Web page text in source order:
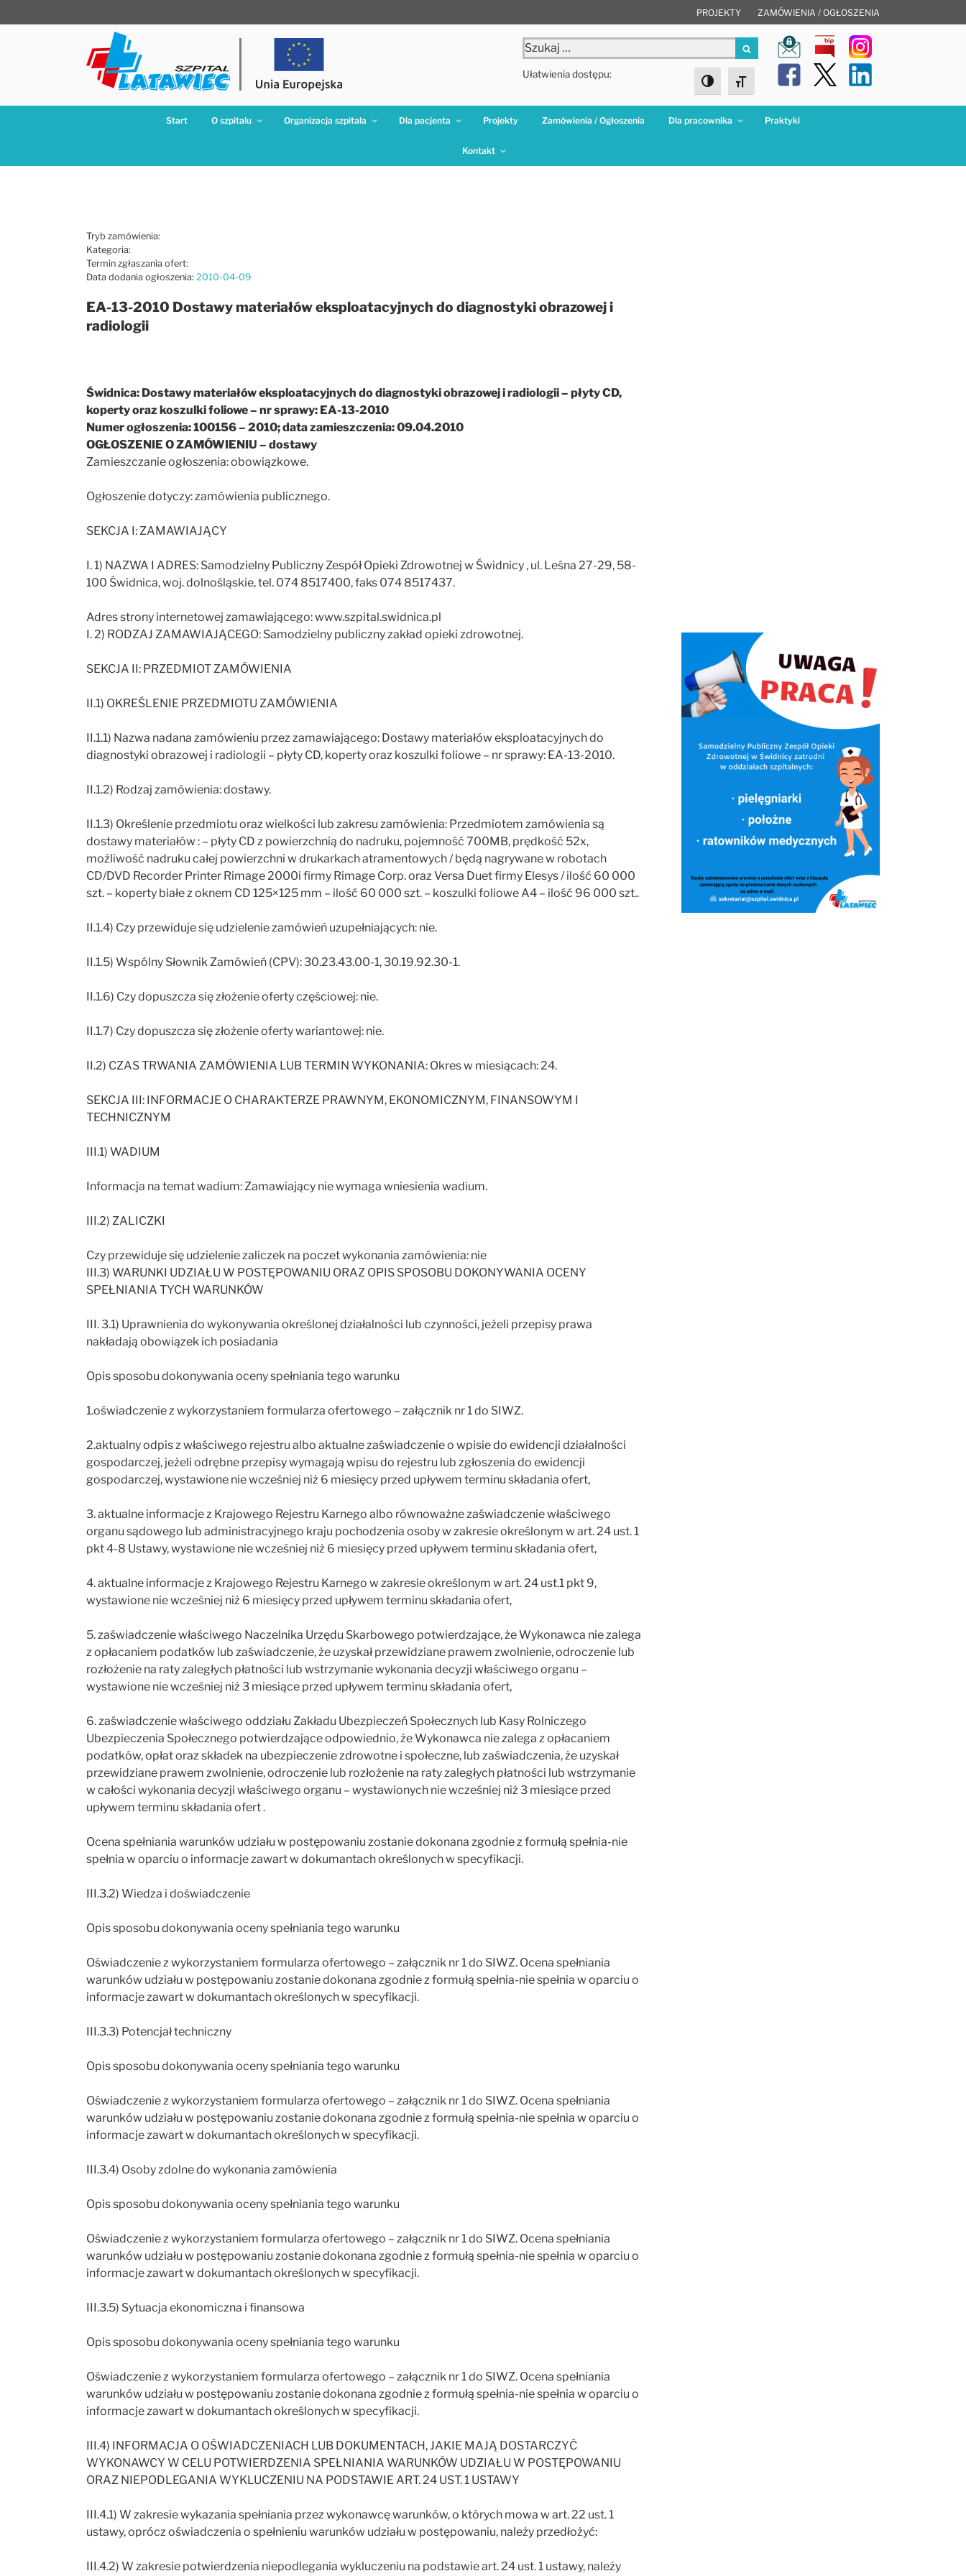
do
PROJEKTY ZAMÓWIENIA / OGŁOSZENIA
Szukaj:
Szukaj
Ułatwienia dostępu:
Toggle High Contrast
Toggle Font size
Start O szpitalu Organizacja szpitala Dla pacjenta Projekty Zamówienia / Ogłoszenia Dla pracownika Praktyki
Kontakt
Tryb zamówienia:
Kategoria:
Termin zgłaszania ofert:
Data dodania ogłoszenia: 2010-04-09
EA-13-2010 Dostawy materiałów eksploatacyjnych do diagnostyki obrazowej i
radiologii
Świdnica: Dostawy materiałów eksploatacyjnych do diagnostyki obrazowej i radiologii – płyty CD,
koperty oraz koszulki foliowe – nr sprawy: EA-13-2010
Numer ogłoszenia: 100156 – 2010; data zamieszczenia: 09.04.2010
OGŁOSZENIE O ZAMÓWIENIU – dostawy
Zamieszczanie ogłoszenia: obowiązkowe.
Ogłoszenie dotyczy: zamówienia publicznego.
SEKCJA I: ZAMAWIAJĄCY
I. 1) NAZWA I ADRES: Samodzielny Publiczny Zespół Opieki Zdrowotnej w Świdnicy , ul. Leśna 27-29, 58-
100 Świdnica, woj. dolnośląskie, tel. 074 8517400, faks 074 8517437.
Adres strony internetowej zamawiającego: www.szpital.swidnica.pl
I. 2) RODZAJ ZAMAWIAJĄCEGO: Samodzielny publiczny zakład opieki zdrowotnej.
SEKCJA II: PRZEDMIOT ZAMÓWIENIA
II.1) OKREŚLENIE PRZEDMIOTU ZAMÓWIENIA
II.1.1) Nazwa nadana zamówieniu przez zamawiającego: Dostawy materiałów eksploatacyjnych do
diagnostyki obrazowej i radiologii – płyty CD, koperty oraz koszulki foliowe – nr sprawy: EA-13-2010.
II.1.2) Rodzaj zamówienia: dostawy.
II.1.3) Określenie przedmiotu oraz wielkości lub zakresu zamówienia: Przedmiotem zamówienia są
dostawy materiałów : – płyty CD z powierzchnią do nadruku, pojemność 700MB, prędkość 52x,
możliwość nadruku całej powierzchni w drukarkach atramentowych / będą nagrywane w robotach
CD/DVD Recorder Printer Rimage 2000i firmy Rimage Corp. oraz Versa Duet firmy Elesys / ilość 60 000
szt. – koperty białe z oknem CD 125×125 mm – ilość 60 000 szt. – koszulki foliowe A4 – ilość 96 000 szt..
II.1.4) Czy przewiduje się udzielenie zamówień uzupełniających: nie.
II.1.5) Wspólny Słownik Zamówień (CPV): 30.23.43.00-1, 30.19.92.30-1.
II.1.6) Czy dopuszcza się złożenie oferty częściowej: nie.
II.1.7) Czy dopuszcza się złożenie oferty wariantowej: nie.
II.2) CZAS TRWANIA ZAMÓWIENIA LUB TERMIN WYKONANIA: Okres w miesiącach: 24.
SEKCJA III: INFORMACJE O CHARAKTERZE PRAWNYM, EKONOMICZNYM, FINANSOWYM I
TECHNICZNYM
III.1) WADIUM
Informacja na temat wadium: Zamawiający nie wymaga wniesienia wadium.
III.2) ZALICZKI
Czy przewiduje się udzielenie zaliczek na poczet wykonania zamówienia: nie
III.3) WARUNKI UDZIAŁU W POSTĘPOWANIU ORAZ OPIS SPOSOBU DOKONYWANIA OCENY
SPEŁNIANIA TYCH WARUNKÓW
III. 3.1) Uprawnienia do wykonywania określonej działalności lub czynności, jeżeli przepisy prawa
nakładają obowiązek ich posiadania
Opis sposobu dokonywania oceny spełniania tego warunku
1.oświadczenie z wykorzystaniem formularza ofertowego – załącznik nr 1 do SIWZ.
2.aktualny odpis z właściwego rejestru albo aktualne zaświadczenie o wpisie do ewidencji działalności
gospodarczej, jeżeli odrębne przepisy wymagają wpisu do rejestru lub zgłoszenia do ewidencji
gospodarczej, wystawione nie wcześniej niż 6 miesięcy przed upływem terminu składania ofert,
3. aktualne informacje z Krajowego Rejestru Karnego albo równoważne zaświadczenie właściwego
organu sądowego lub administracyjnego kraju pochodzenia osoby w zakresie określonym w art. 24 ust. 1
pkt 4-8 Ustawy, wystawione nie wcześniej niż 6 miesięcy przed upływem terminu składania ofert,
4. aktualne informacje z Krajowego Rejestru Karnego w zakresie określonym w art. 24 ust.1 pkt 9,
wystawione nie wcześniej niż 6 miesięcy przed upływem terminu składania ofert,
5. zaświadczenie właściwego Naczelnika Urzędu Skarbowego potwierdzające, że Wykonawca nie zalega
z opłacaniem podatków lub zaświadczenie, że uzyskał przewidziane prawem zwolnienie, odroczenie lub
rozłożenie na raty zaległych płatności lub wstrzymanie wykonania decyzji właściwego organu –
wystawione nie wcześniej niż 3 miesiące przed upływem terminu składania ofert,
6. zaświadczenie właściwego oddziału Zakładu Ubezpieczeń Społecznych lub Kasy Rolniczego
Ubezpieczenia Społecznego potwierdzające odpowiednio, że Wykonawca nie zalega z opłacaniem
podatków, opłat oraz składek na ubezpieczenie zdrowotne i społeczne, lub zaświadczenia, że uzyskał
przewidziane prawem zwolnienie, odroczenie lub rozłożenie na raty zaległych płatności lub wstrzymanie
w całości wykonania decyzji właściwego organu – wystawionych nie wcześniej niż 3 miesiące przed
upływem terminu składania ofert .
Ocena spełniania warunków udziału w postępowaniu zostanie dokonana zgodnie z formułą spełnia-nie
spełnia w oparciu o informacje zawart w dokumantach określonych w specyfikacji.
III.3.2) Wiedza i doświadczenie
Opis sposobu dokonywania oceny spełniania tego warunku
Oświadczenie z wykorzystaniem formularza ofertowego – załącznik nr 1 do SIWZ. Ocena spełniania
warunków udziału w postępowaniu zostanie dokonana zgodnie z formułą spełnia-nie spełnia w oparciu o
informacje zawart w dokumantach określonych w specyfikacji.
III.3.3) Potencjał techniczny
Opis sposobu dokonywania oceny spełniania tego warunku
Oświadczenie z wykorzystaniem formularza ofertowego – załącznik nr 1 do SIWZ. Ocena spełniania
warunków udziału w postępowaniu zostanie dokonana zgodnie z formułą spełnia-nie spełnia w oparciu o
informacje zawart w dokumantach określonych w specyfikacji.
III.3.4) Osoby zdolne do wykonania zamówienia
Opis sposobu dokonywania oceny spełniania tego warunku
Oświadczenie z wykorzystaniem formularza ofertowego – załącznik nr 1 do SIWZ. Ocena spełniania
warunków udziału w postępowaniu zostanie dokonana zgodnie z formułą spełnia-nie spełnia w oparciu o
informacje zawart w dokumantach określonych w specyfikacji.
III.3.5) Sytuacja ekonomiczna i finansowa
Opis sposobu dokonywania oceny spełniania tego warunku
Oświadczenie z wykorzystaniem formularza ofertowego – załącznik nr 1 do SIWZ. Ocena spełniania
warunków udziału w postępowaniu zostanie dokonana zgodnie z formułą spełnia-nie spełnia w oparciu o
informacje zawart w dokumantach określonych w specyfikacji.
III.4) INFORMACJA O OŚWIADCZENIACH LUB DOKUMENTACH, JAKIE MAJĄ DOSTARCZYĆ
WYKONAWCY W CELU POTWIERDZENIA SPEŁNIANIA WARUNKÓW UDZIAŁU W POSTĘPOWANIU
ORAZ NIEPODLEGANIA WYKLUCZENIU NA PODSTAWIE ART. 24 UST. 1 USTAWY
III.4.1) W zakresie wykazania spełniania przez wykonawcę warunków, o których mowa w art. 22 ust. 1
ustawy, oprócz oświadczenia o spełnieniu warunków udziału w postępowaniu, należy przedłożyć:
III.4.2) W zakresie potwierdzenia niepodlegania wykluczeniu na podstawie art. 24 ust. 1 ustawy, należy